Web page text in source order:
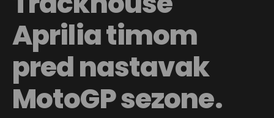
Aprilia timom
pred nastavak
MotoGP sezone.